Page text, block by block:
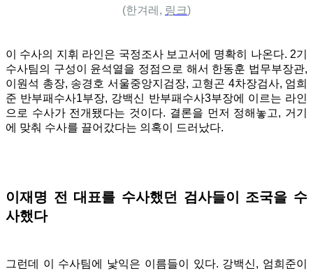
(한겨레, 링크)
이 수사의 지휘 라인은 국정조사 보고서에 명확히 나온다. 2기
수사팀의 구성이 윤석열을 정점으로 해서 한동훈 법무부장관,
이원석 총장, 송경호 서울중앙지검장, 고형곤 4차장검사, 엄희
준 반부패수사1부장, 강백신 반부패수사3부장에 이르는 라인
으로 수사가 전개됐다는 것이다. 결론을 먼저 정해놓고, 거기
에 맞춰 수사를 끌어갔다는 의혹이 드러났다.
이재명 전 대표를 수사했던 검사들이 조국을 수
사했다
그런데 이 수사팀에 낯익은 이름들이 있다. 강백신, 엄희준이